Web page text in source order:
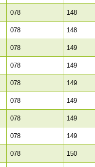
078 148
078 148
078 149
078 149
078 149
078 149
078 149
078 149
078 150